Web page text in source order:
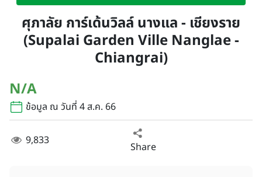
ศุภาลัย การ์เด้นวิลล์ นางแล - เชียงราย
(Supalai Garden Ville Nanglae -
Chiangrai)
N/A
ข้อมูล ณ วันที่ 4 ส.ค. 66
9,833 Share